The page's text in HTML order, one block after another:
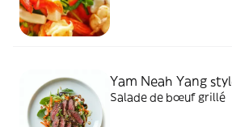
Yam Neah Yang
Salade de bœuf grillé